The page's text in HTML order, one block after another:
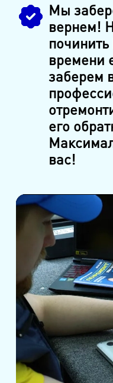
Мы
вернем!
времени
заберем
его
вас!